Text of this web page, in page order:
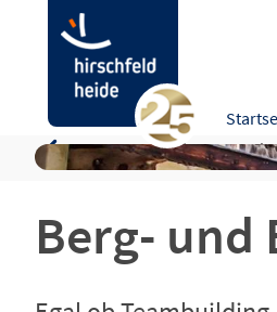
Berg- und
Berg- und
Programm-Idee